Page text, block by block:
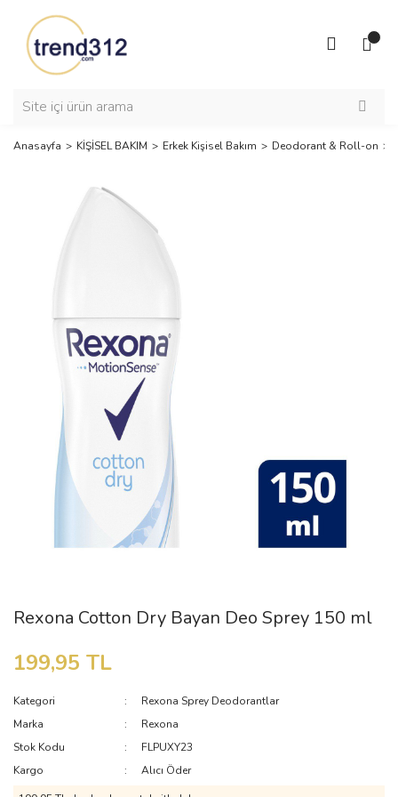
Anasayfa KİŞİSEL BAKIM Erkek Kişisel Bakım Deodorant & Roll-on
Rexona Cotton Dry Bayan Deo Sprey 150 ml
199,95 TL
Kategori
Rexona Sprey Deodorantlar
Marka
Rexona
Stok Kodu
FLPUXY23
Kargo
Alıcı Öder